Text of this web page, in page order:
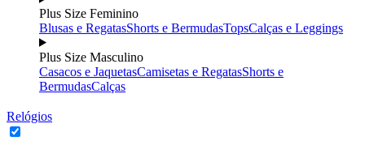
Plus Size Feminino
Blusas e RegatasShorts e BermudasTopsCalças e Leggings
Plus Size Masculino
Casacos e JaquetasCamisetas e RegatasShorts e
BermudasCalças
Relógios